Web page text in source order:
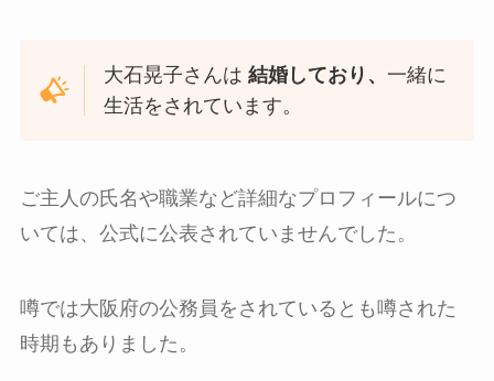
大石晃子さんは結婚しており、一緒に
生活をされています。
ご主人の氏名や職業など詳細なプロフィールにつ
いては、公式に公表されていませんでした。
噂では大阪府の公務員をされているとも噂された
時期もありました。